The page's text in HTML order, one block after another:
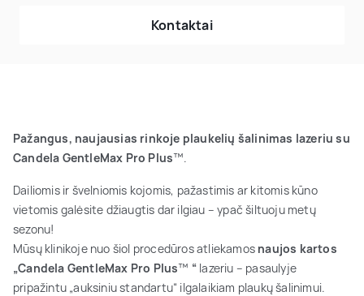
Kontaktai
Pažangus, naujausias rinkoje plaukelių šalinimas lazeriu su
Candela GentleMax Pro Plus™.
Dailiomis ir švelniomis kojomis, pažastimis ar kitomis kūno
vietomis galėsite džiaugtis dar ilgiau – ypač šiltuoju metų
sezonu!
Mūsų klinikoje nuo šiol procedūros atliekamos naujos kartos
„Candela GentleMax Pro Plus™ “ lazeriu – pasaulyje
pripažintu „auksiniu standartu“ ilgalaikiam plaukų šalinimui.